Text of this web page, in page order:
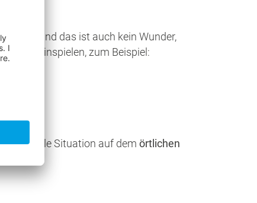
Und das ist auch kein Wunder,
hineinspielen, zum Beispiel:
aktuelle Situation auf dem örtlichen